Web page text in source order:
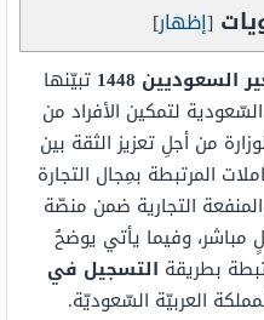
[إظهار]
1448
تبيّنها
لتمكين الأفراد من
من أجلِ تعزيز الثقة بين
المرتبطة بمِجال التجارة
المنفعة التجارية ضمن منصّة
مباشر، وفيما يأتي يوضحُ
بطريقة التسجيل في
العربيّة السّعوديّة.